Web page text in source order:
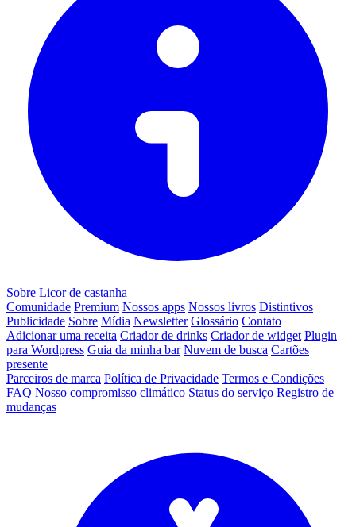
Sobre Licor de castanha
Comunidade Premium Nossos apps Nossos livros Distintivos
Publicidade Sobre Mídia Newsletter Glossário Contato
Adicionar uma receita Criador de drinks Criador de widget Plugin
para Wordpress Guia da minha bar Nuvem de busca Cartões
presente
Parceiros de marca Política de Privacidade Termos e Condições
FAQ Nosso compromisso climático Status do serviço Registro de
mudanças